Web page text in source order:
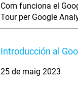
Com funciona el
Tour per Google
Introducción al
25 de maig 2023